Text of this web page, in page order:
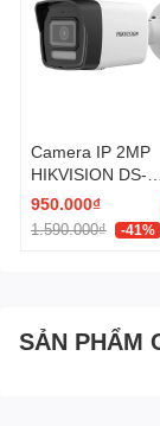
Camera IP 2MP
HIKVISION DS-
2CD1023G2-LIU
950.000₫
1.590.000₫ -41%
SẢN PHẨM